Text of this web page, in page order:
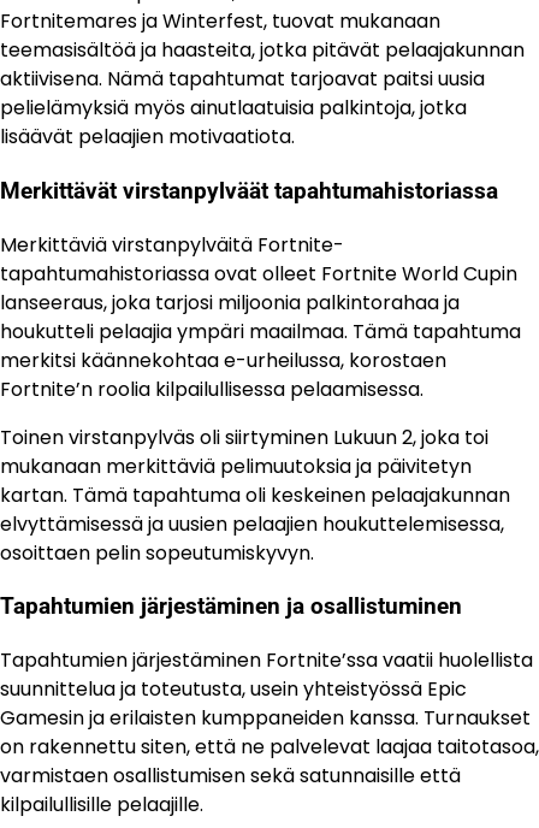
Fortnitemares ja Winterfest, tuovat mukanaan
teemasisältöä ja haasteita, jotka pitävät pelaajakunnan
aktiivisena. Nämä tapahtumat tarjoavat paitsi uusia
pelielämyksiä myös ainutlaatuisia palkintoja, jotka
lisäävät pelaajien motivaatiota.
Merkittävät virstanpylväät tapahtumahistoriassa
Merkittäviä virstanpylväitä Fortnite-
tapahtumahistoriassa ovat olleet Fortnite World Cupin
lanseeraus, joka tarjosi miljoonia palkintorahaa ja
houkutteli pelaajia ympäri maailmaa. Tämä tapahtuma
merkitsi käännekohtaa e-urheilussa, korostaen
Fortnite’n roolia kilpailullisessa pelaamisessa.
Toinen virstanpylväs oli siirtyminen Lukuun 2, joka toi
mukanaan merkittäviä pelimuutoksia ja päivitetyn
kartan. Tämä tapahtuma oli keskeinen pelaajakunnan
elvyttämisessä ja uusien pelaajien houkuttelemisessa,
osoittaen pelin sopeutumiskyvyn.
Tapahtumien järjestäminen ja osallistuminen
Tapahtumien järjestäminen Fortnite’ssa vaatii huolellista
suunnittelua ja toteutusta, usein yhteistyössä Epic
Gamesin ja erilaisten kumppaneiden kanssa. Turnaukset
on rakennettu siten, että ne palvelevat laajaa taitotasoa,
varmistaen osallistumisen sekä satunnaisille että
kilpailullisille pelaajille.